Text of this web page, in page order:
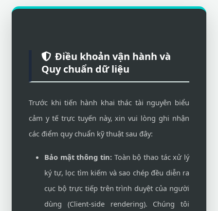
Điều khoản vận hành và
Quy chuẩn dữ liệu
Trước khi tiến hành khai thác tài nguyên biểu
cảm y tế trực tuyến này, xin vui lòng ghi nhận
các điểm quy chuẩn kỹ thuật sau đây:
Bảo mật thông tin: Toàn bộ thao tác xử lý
ký tự, lọc tìm kiếm và sao chép đều diễn ra
cục bộ trực tiếp trên trình duyệt của người
dùng (Client-side rendering). Chúng tôi